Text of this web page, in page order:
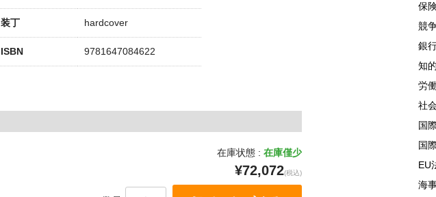
装丁 hardcover
ISBN 9781647084622
在庫状態 : 在庫僅少
¥72,072(税込)
保
競
銀
知
労
社
国
国
EU
海